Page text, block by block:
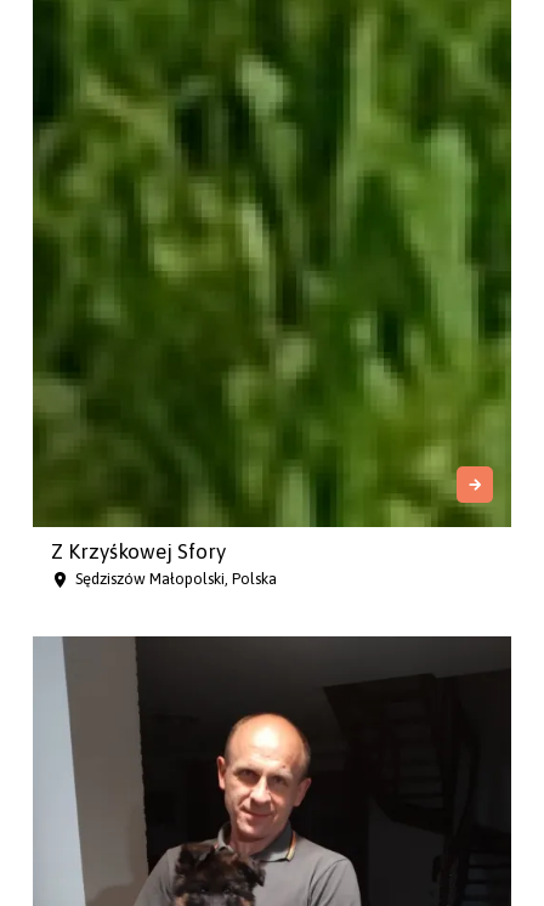
Z Krzyśkowej Sfory
Sędziszów Małopolski, Polska